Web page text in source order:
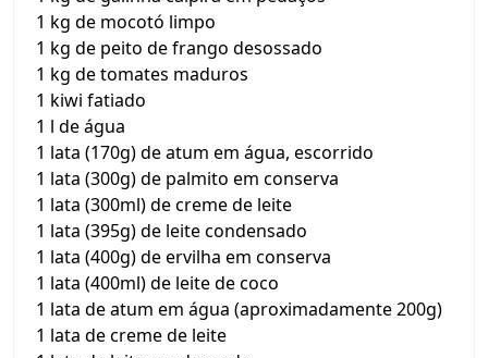
1 kg de mocotó limpo
1 kg de peito de frango desossado
1 kg de tomates maduros
1 kiwi fatiado
1 l de água
1 lata (170g) de atum em água, escorrido
1 lata (300g) de palmito em conserva
1 lata (300ml) de creme de leite
1 lata (395g) de leite condensado
1 lata (400g) de ervilha em conserva
1 lata (400ml) de leite de coco
1 lata de atum em água (aproximadamente 200g)
1 lata de creme de leite